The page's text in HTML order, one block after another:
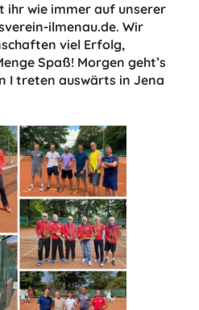
ihr wie immer auf unserer
ilmenau.de. Wir
viel Erfolg,
Spaß! Morgen geht’s
I treten auswärts in Jena